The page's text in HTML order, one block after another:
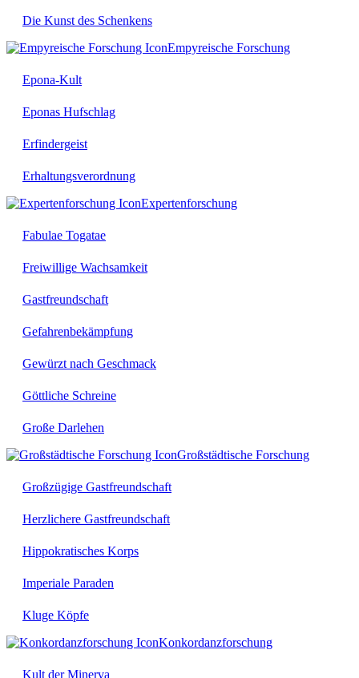
Die Kunst des Schenkens
Empyreische Forschung
Epona-Kult
Eponas Hufschlag
Erfindergeist
Erhaltungsverordnung
Expertenforschung
Fabulae Togatae
Freiwillige Wachsamkeit
Gastfreundschaft
Gefahrenbekämpfung
Gewürzt nach Geschmack
Göttliche Schreine
Große Darlehen
Großstädtische Forschung
Großzügige Gastfreundschaft
Herzlichere Gastfreundschaft
Hippokratisches Korps
Imperiale Paraden
Kluge Köpfe
Konkordanzforschung
Kult der Minerva